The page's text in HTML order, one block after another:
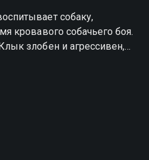
собаку,
кровавого собачьего боя.
злобен и агрессивен,
пса-убийцу